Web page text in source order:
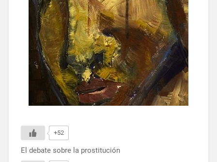
+52
El debate sobre la prostitución